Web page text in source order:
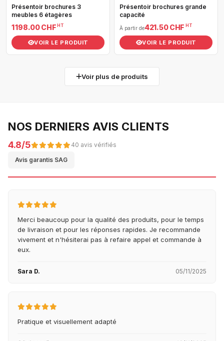
Présentoir brochures 3
meubles 6 étagères
1 198.00 CHF HT
VOIR LE PRODUIT
Présentoir brochures grande
capacité
À partir de421.50 CHF HT
VOIR LE PRODUIT
Voir plus de produits
NOS DERNIERS AVIS CLIENTS
4.8/5 40 avis vérifiés
Avis garantis SAG
Merci beaucoup pour la qualité des produits, pour le temps
de livraison et pour les réponses rapides. Je recommande
vivement et n'hésiterai pas à refaire appel et commande à
eux.
Sara D. 05/11/2025
Pratique et visuellement adapté